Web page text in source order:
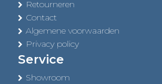
Retourneren
Contact
Algemene voorwaarden
Privacy policy
Service
Showroom